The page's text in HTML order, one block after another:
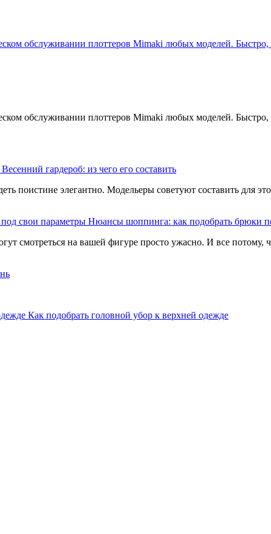
обслуживании плоттеров Mimaki любых моделей. Быстро,
обслуживании плоттеров Mimaki любых моделей. Быстро,
Весенний гардероб: из чего его составить
поистине элегантно. Модельеры советуют составить для
Нюансы шоппинга: как подобрать брюки
смотреться на вашей фигуре просто ужасно. И все потому,
Как подобрать головной убор к верхней одежде